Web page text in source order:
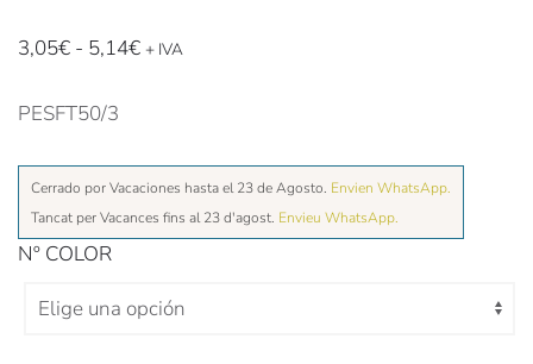
3,05€ - 5,14€Rango
3,05€
hasta
5,14€
+ IVA
PESFT50/3
Cerrado por Vacaciones hasta el 23 de Agosto. Envien WhatsApp.
Tancat per Vacances fins al 23 d'agost. Envieu WhatsApp.
Nº COLOR